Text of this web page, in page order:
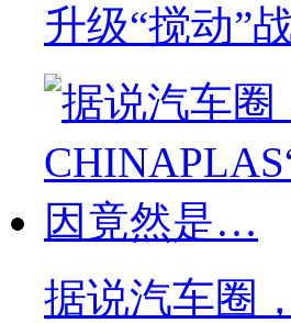
升级“搅动”
据说汽车圈